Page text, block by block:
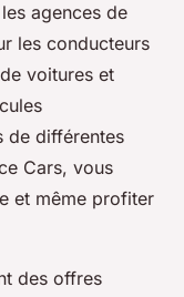
agences de
les conducteurs
voitures et
de différentes
Cars, vous
et même profiter
des offres